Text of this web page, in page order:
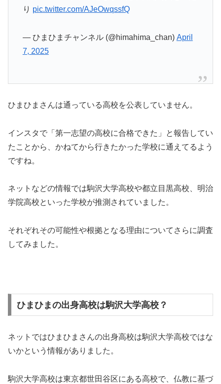
り pic.twitter.com/AJeOwqssfQ
— ひまひまチャンネル (@himahima_chan) April
7, 2025
ひまひまさんは通っている高校を公表していません。
インスタで「第一志望の高校に合格できた」と報告してい
たことから、かねてから行きたかった学校に通えてるよう
ですね。
ネットなどの情報では駒沢大学高校や都立目黒高校、明治
学院高校といった学校が推測されていました。
それぞれその可能性や根拠となる理由についてさらに調査
してみました。
ひまひまの出身高校は駒沢大学高校？
ネットではひまひまさんの出身高校は駒沢大学高校ではな
いかという情報がありました。
駒沢大学高校は東京都世田谷区にある高校で、仏教に基づ